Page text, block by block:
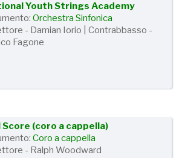
Youth Strings Academy
Orchestra Sinfonica
- Damian Iorio | Contrabbasso -
Fagone
Score (coro a cappella)
Coro a cappella
- Ralph Woodward